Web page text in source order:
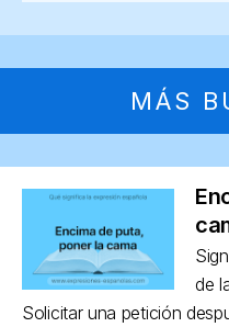
MÁS
de
Solicitar una petición